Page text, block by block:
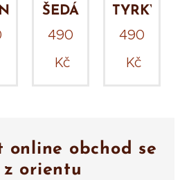
ŠEDÁ
490
Kč
TYRKYS
490
Kč
online obchod se
orientu